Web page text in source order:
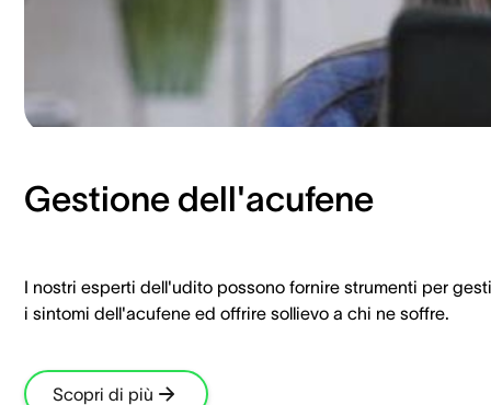
Gestione dell'acufene
I nostri esperti dell'udito possono fornire strumenti per
i sintomi dell'acufene ed offrire sollievo a chi ne soffre.
Scopri di più